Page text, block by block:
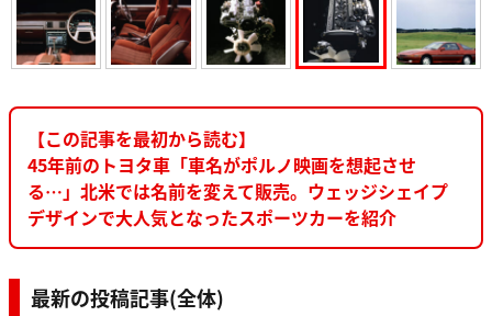
【この記事を最初から読む】
45年前のトヨタ車「車名がポルノ映画を想起させ
る…」北米では名前を変えて販売。ウェッジシェイプ
デザインで大人気となったスポーツカーを紹介
最新の投稿記事(全体)